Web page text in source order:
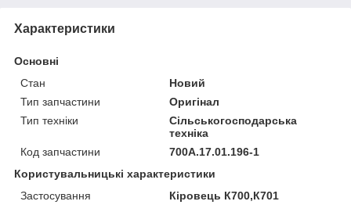
Характеристики
Основні
Стан
Новий
Тип запчастини
Оригінал
Тип техніки
Сільськогосподарська
техніка
Код запчастини
700А.17.01.196-1
Користувальницькі характеристики
Застосування
Кіровець К700,К701